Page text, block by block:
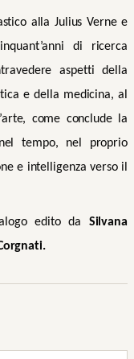
alla Julius Verne e
di ricerca
aspetti della
e della medicina, al
come conclude la
tempo, nel proprio
e intelligenza verso il
edito da Silvana